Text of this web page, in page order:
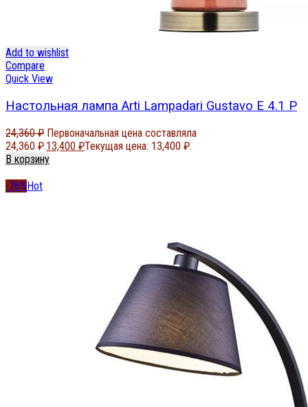
Add to wishlist
Compare
Quick View
Настольная лампа Arti Lampadari Gustavo E 4.1 P
24,360₽ Первоначальная цена составляла
24,360 ₽.13,400 ₽Текущая цена: 13,400 ₽.
В корзину
-76%Hot